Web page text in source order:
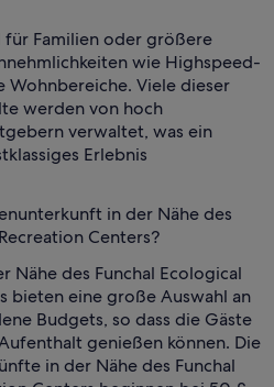
für Familien oder größere
wie Highspeed-
Wohnbereiche. Viele dieser
werden von hoch
verwaltet, was ein
Erlebnis
in der Nähe des
Centers?
Nähe des Funchal Ecological
bieten eine große Auswahl an
Budgets, so dass die Gäste
genießen können. Die
in der Nähe des Funchal